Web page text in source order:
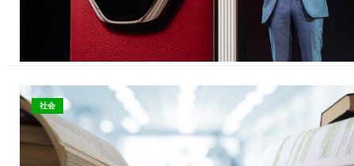
社会